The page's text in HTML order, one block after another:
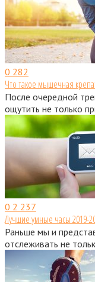
0 282
Что такое мышечная
После очередной
ощутить не только
0 2 237
Лучшие умные часы 2019-
Раньше мы и
отслеживать не